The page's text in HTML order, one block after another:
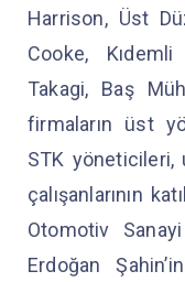
Harrison, Üst
Cooke, Kıdemli
Takagi, Baş
firmaların üst
STK yöneticileri,
çalışanlarının
Otomotiv
Erdoğan